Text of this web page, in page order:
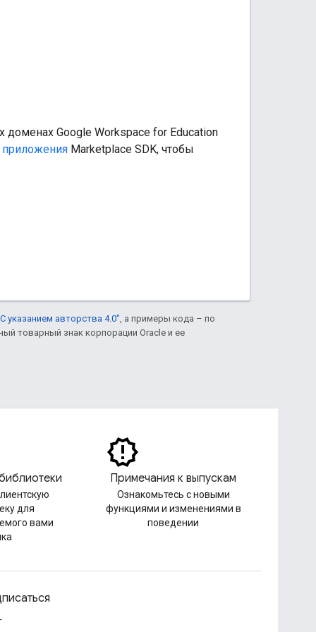
Google Workspace for Education
приложения Marketplace SDK, чтобы
указанием авторства 4.0" , а примеры кода – по
товарный знак корпорации Oracle и ее
для
вами
Примечания к выпускам
Ознакомьтесь с новыми
функциями и изменениями в
поведении